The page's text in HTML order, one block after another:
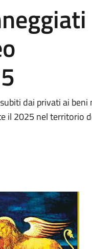
dai privati ai beni
il 2025 nel territorio